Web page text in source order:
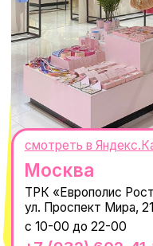
ИП Проворный Алексей Алексеевич
ИНН 667114098580
ОГРНИП 320665800076581
© 2021-2025 Macrocosm ®